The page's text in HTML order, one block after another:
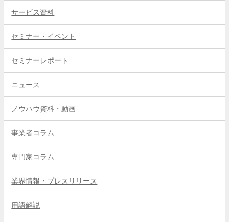
サービス資料
セミナー・イベント
セミナーレポート
ニュース
ノウハウ資料・動画
事業者コラム
専門家コラム
業界情報・プレスリリース
用語解説